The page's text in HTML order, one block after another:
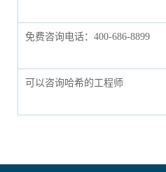
免费咨询电话：400-686-8899
可以咨询哈希的工程师